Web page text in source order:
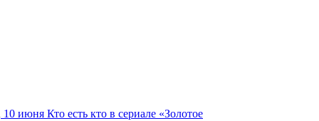
10 июня Кто есть кто в сериале «Золотое